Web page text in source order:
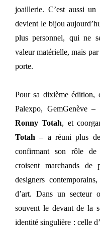
joaillerie. C’est aussi
devient le bijou
plus personnel, qui ne
valeur matérielle, mais
porte.
Pour sa dixième édition,
Palexpo, GemGenève –
Ronny Totah, et
Totah – a réuni plus
confirmant son rôle de
croisent marchands de
designers
d’art. Dans un secteur
souvent le devant de la
identité singulière : celle